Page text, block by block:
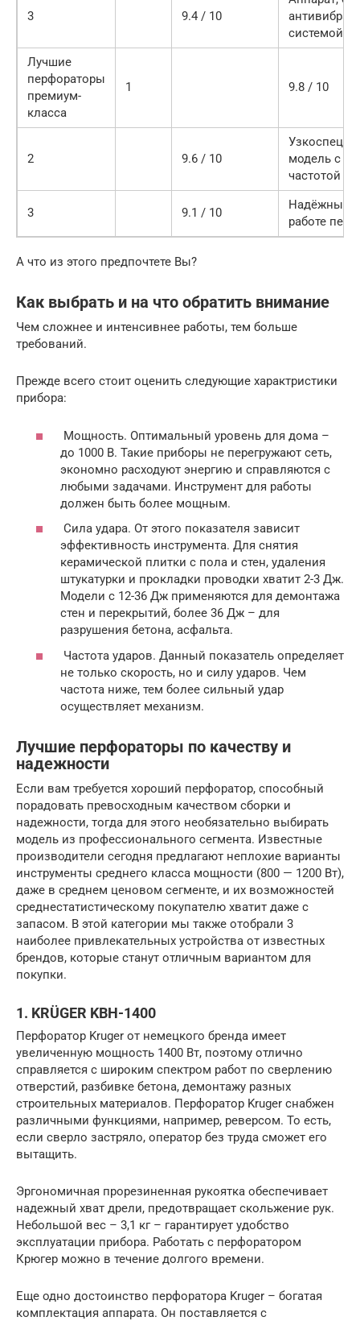
3 9.4 / 10
системой
Лучшие
перфораторы
премиум-
класса
1 9.8 / 10
2 9.6 / 10
модель с
частотой
3 9.1 / 10
Надёжный
работе
А что из этого предпочтете Вы?
Как выбрать и на что обратить внимание
Чем сложнее и интенсивнее работы, тем больше
требований.
Прежде всего стоит оценить следующие характристики
прибора:
Мощность. Оптимальный уровень для дома –
до 1000 В. Такие приборы не перегружают сеть,
экономно расходуют энергию и справляются с
любыми задачами. Инструмент для работы
должен быть более мощным.
Сила удара. От этого показателя зависит
эффективность инструмента. Для снятия
керамической плитки с пола и стен, удаления
штукатурки и прокладки проводки хватит 2-3 Дж.
Модели с 12-36 Дж применяются для демонтажа
стен и перекрытий, более 36 Дж – для
разрушения бетона, асфальта.
Частота ударов. Данный показатель определяет
не только скорость, но и силу ударов. Чем
частота ниже, тем более сильный удар
осуществляет механизм.
Лучшие перфораторы по качеству и
надежности
Если вам требуется хороший перфоратор, способный
порадовать превосходным качеством сборки и
надежности, тогда для этого необязательно выбирать
модель из профессионального сегмента. Известные
производители сегодня предлагают неплохие варианты
инструменты среднего класса мощности (800 — 1200 Вт),
даже в среднем ценовом сегменте, и их возможностей
среднестатистическому покупателю хватит даже с
запасом. В этой категории мы также отобрали 3
наиболее привлекательных устройства от известных
брендов, которые станут отличным вариантом для
покупки.
1. KRÜGER KBH-1400
Перфоратор Kruger от немецкого бренда имеет
увеличенную мощность 1400 Вт, поэтому отлично
справляется с широким спектром работ по сверлению
отверстий, разбивке бетона, демонтажу разных
строительных материалов. Перфоратор Kruger снабжен
различными функциями, например, реверсом. То есть,
если сверло застряло, оператор без труда сможет его
вытащить.
Эргономичная прорезиненная рукоятка обеспечивает
надежный хват дрели, предотвращает скольжение рук.
Небольшой вес – 3,1 кг – гарантирует удобство
эксплуатации прибора. Работать с перфоратором
Крюгер можно в течение долгого времени.
Еще одно достоинство перфоратора Kruger – богатая
комплектация аппарата. Он поставляется с